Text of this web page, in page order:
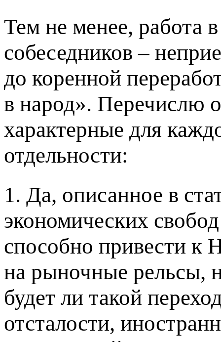
Тем не менее, работа
собеседников –
до коренной
в народ». Перечислю
характерные для
отдельности:
1. Да, описанное в
экономических
способно привести к
на рыночные рельсы,
будет ли такой
отсталости,